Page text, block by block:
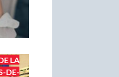
LA
DE-